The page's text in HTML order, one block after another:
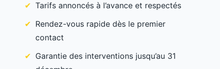
Tarifs annoncés à l’avance et respectés
Rendez-vous rapide dès le premier
contact
Garantie des interventions jusqu’au 31